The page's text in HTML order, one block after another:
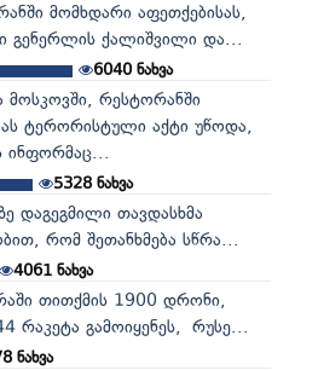
მომხდარი აფეთქებისას,
გენერლის ქალიშვილი და...
6040ნახვა
მოსკოვში, რესტორანში
ტერორისტული აქტი უწოდა,
ინფორმაც...
5328ნახვა
დაგეგმილი თავდასხმა
რომ შეთანხმება სწრა...
4061ნახვა
თითქმის 1900 დრონი,
რაკეტა გამოიყენეს, რუსე...
ნახვა